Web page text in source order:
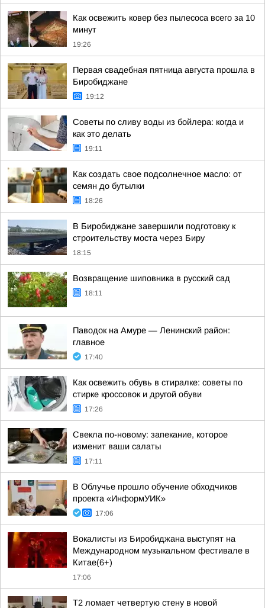
Как освежить ковер без пылесоса всего за 10
минут
19:26
Первая свадебная пятница августа прошла в
Биробиджане
19:12
Советы по сливу воды из бойлера: когда и
как это делать
19:11
Как создать свое подсолнечное масло: от
семян до бутылки
18:26
В Биробиджане завершили подготовку к
строительству моста через Биру
18:15
Возвращение шиповника в русский сад
18:11
Паводок на Амуре — Ленинский район:
главное
17:40
Как освежить обувь в стиралке: советы по
стирке кроссовок и другой обуви
17:26
Свекла по-новому: запекание, которое
изменит ваши салаты
17:11
В Облучье прошло обучение обходчиков
проекта «ИнформУИК»
17:06
Вокалисты из Биробиджана выступят на
Международном музыкальном фестивале в
Китае(6+)
17:06
Т2 ломает четвертую стену в новой